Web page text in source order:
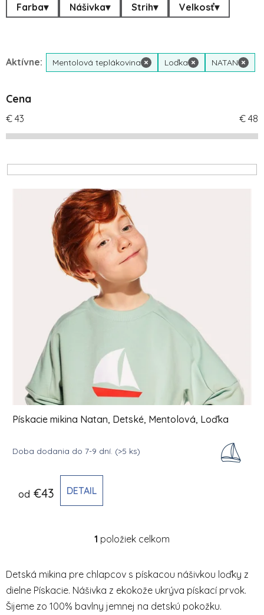
Farba▾ Nášivka▾ Strih▾ Velkosť▾
Aktívne: Mentolová teplákovina × Loďka × NATAN ×
Cena
€ 43 € 48
Výpis produktov
Pískacie mikina Natan, Detské, Mentolová, Loďka
Doba dodania do 7-9 dní. (>5 ks)
od €43 DETAIL
Ovládacie prvky výpisu
1 položiek celkom
Detská mikina pre chlapcov s pískacou nášivkou loďky z
dielne Pískacie. Nášivka z ekokože ukrýva pískací prvok.
Šijeme zo 100% bavlny jemnej na detskú pokožku.